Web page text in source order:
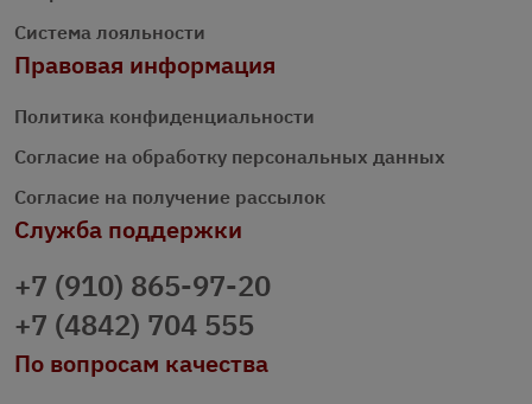
Система лояльности
Правовая информация
Политика конфиденциальности
Согласие на обработку персональных данных
Согласие на получение рассылок
Служба поддержки
+7 (910) 865-97-20
+7 (4842) 704 555
По вопросам качества